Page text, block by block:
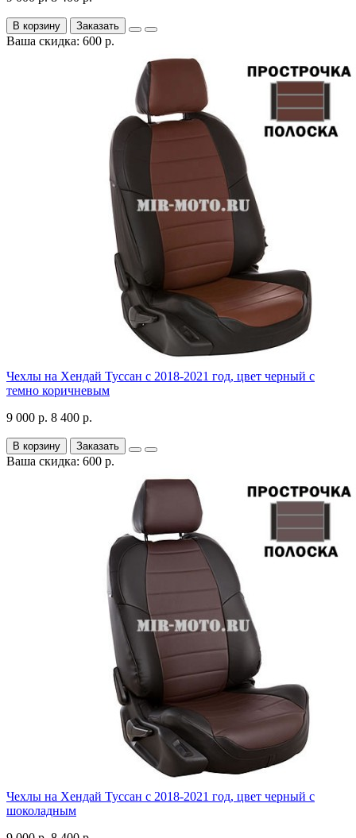
В корзину Заказать
Ваша скидка: 600 р.
Чехлы на Хендай Туссан с 2018-2021 год, цвет черный с
темно коричневым
9 000 р. 8 400 р.
В корзину Заказать
Ваша скидка: 600 р.
Чехлы на Хендай Туссан с 2018-2021 год, цвет черный с
шоколадным